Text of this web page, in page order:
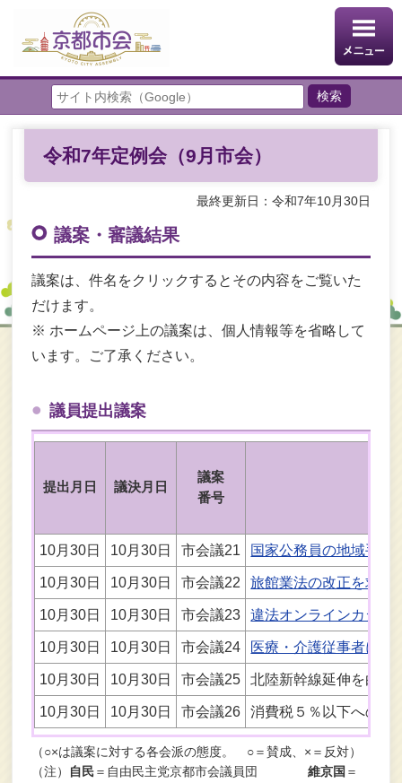
令和7年定例会（9月市会）
最終更新日：令和7年10月30日
議案・審議結果
議案は、件名をクリックするとその内容をご覧いた
だけます。
※ ホームページ上の議案は、個人情報等を省略して
います。ご了承ください。
議員提出議案
提出月日 議決月日
議案
番号
10月30日 10月30日 市会議21 国家公務員の地域手当
10月30日 10月30日 市会議22 旅館業法の改正を求め
10月30日 10月30日 市会議23 違法オンラインカジノ
10月30日 10月30日 市会議24 医療・介護従事者に対
10月30日 10月30日 市会議25 北陸新幹線延伸を白紙
10月30日 10月30日 市会議26 消費税５％以下への減
（○×は議案に対する各会派の態度。 ○＝賛成、×＝反対）
（注）
自民＝自由民主党京都市会議員団維京国 ＝